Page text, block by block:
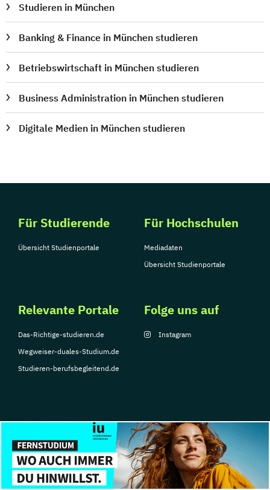
Studieren in München
Banking & Finance in München studieren
Betriebswirtschaft in München studieren
Business Administration in München studieren
Digitale Medien in München studieren
Für Studierende
Übersicht Studienportale
Für Hochschulen
Mediadaten
Übersicht Studienportale
Relevante Portale
Das-Richtige-studieren.de
Wegweiser-duales-Studium.de
Studieren-berufsbegleitend.de
Folge uns auf
Instagram
© Copyright 2026, TarGroup Media GmbH
Impressum
Über
uns
Datenschutzerklärung Nutzungsbedingungen